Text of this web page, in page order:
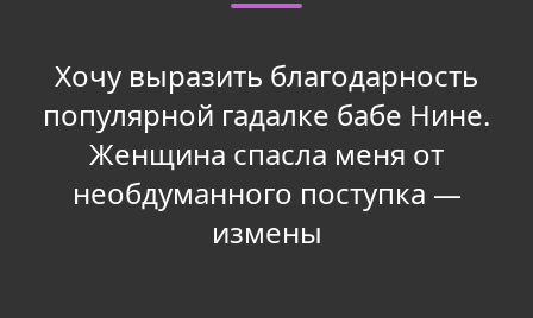
Хочу выразить благодарность
популярной гадалке бабе Нине.
Женщина спасла меня от
необдуманного поступка —
измены